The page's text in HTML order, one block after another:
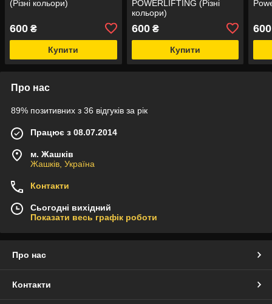
(Різні кольори)
600 ₴
Купити
POWERLIFTING (Різні
кольори)
600₴
Купити
600
Про нас
89% позитивних з 36 відгуків за рік
Працює з 08.07.2014
м. Жашків
Жашків, Україна
Контакти
Сьогодні вихідний
Показати весь графік роботи
Про нас
Контакти